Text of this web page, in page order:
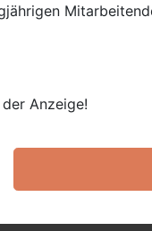
Anzeige!